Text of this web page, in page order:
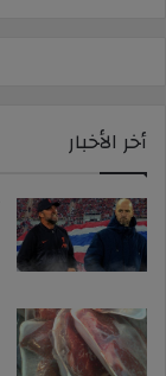
أخر الأخبار